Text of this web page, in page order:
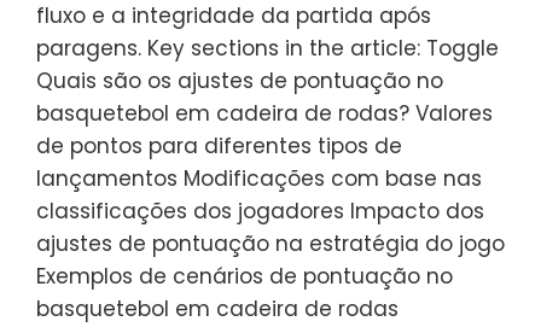
fluxo e a integridade da partida após
paragens. Key sections in the article: Toggle
Quais são os ajustes de pontuação no
basquetebol em cadeira de rodas? Valores
de pontos para diferentes tipos de
lançamentos Modificações com base nas
classificações dos jogadores Impacto dos
ajustes de pontuação na estratégia do jogo
Exemplos de cenários de pontuação no
basquetebol em cadeira de rodas